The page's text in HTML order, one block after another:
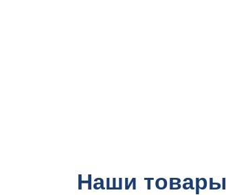
Наши товары